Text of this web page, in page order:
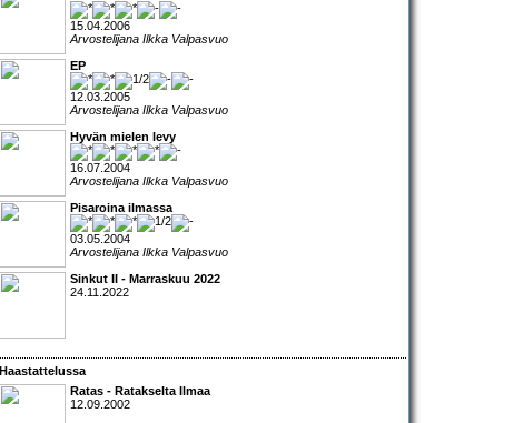
15.04.2006
Arvostelijana Ilkka Valpasvuo
EP
12.03.2005
Arvostelijana Ilkka Valpasvuo
Hyvän mielen levy
16.07.2004
Arvostelijana Ilkka Valpasvuo
Pisaroina ilmassa
03.05.2004
Arvostelijana Ilkka Valpasvuo
Sinkut II - Marraskuu 2022
24.11.2022
Haastattelussa
Ratas - Ratakselta Ilmaa
12.09.2002